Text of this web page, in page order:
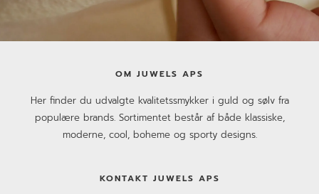
OM JUWELS APS
Her finder du udvalgte kvalitetssmykker i guld og sølv fra
populære brands. Sortimentet består af både klassiske,
moderne, cool, boheme og sporty designs.
KONTAKT JUWELS APS